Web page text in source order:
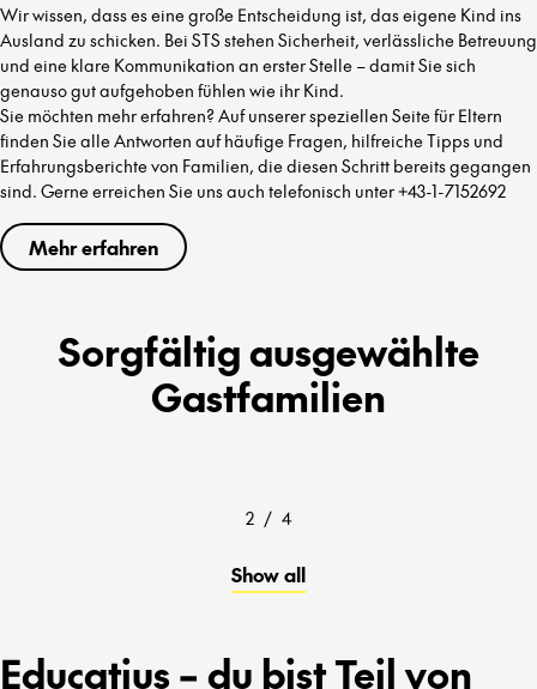
Wir wissen, dass es eine große Entscheidung ist, das eigene Kind ins
Ausland zu schicken. Bei STS stehen Sicherheit, verlässliche Betreuung
und eine klare Kommunikation an erster Stelle – damit Sie sich
genauso gut aufgehoben fühlen wie ihr Kind.
Sie möchten mehr erfahren? Auf unserer speziellen Seite für Eltern
finden Sie alle Antworten auf häufige Fragen, hilfreiche Tipps und
Erfahrungsberichte von Familien, die diesen Schritt bereits gegangen
sind. Gerne erreichen Sie uns auch telefonisch unter +43-1-7152692
Mehr erfahren
Sorgfältig ausgewählte
Gastfamilien
2 / 4
Show all
Educatius – du bist Teil von